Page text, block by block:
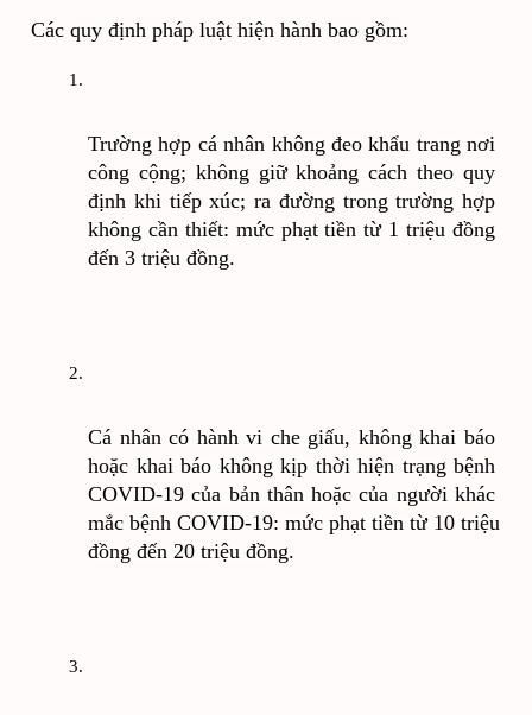
Các quy định pháp luật hiện hành bao gồm:
Trường hợp cá nhân không đeo khẩu trang nơi
công cộng; không giữ khoảng cách theo quy
định khi tiếp xúc; ra đường trong trường hợp
không cần thiết: mức phạt tiền từ 1 triệu đồng
đến 3 triệu đồng.
Cá nhân có hành vi che giấu, không khai báo
hoặc khai báo không kịp thời hiện trạng bệnh
COVID-19 của bản thân hoặc của người khác
mắc bệnh COVID-19: mức phạt tiền từ 10 triệu
đồng đến 20 triệu đồng.